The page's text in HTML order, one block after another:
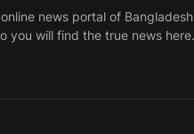
news portal of
you will find the true news